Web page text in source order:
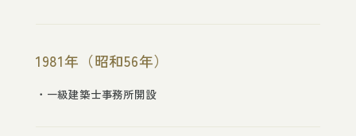
1981年（昭和56年）
一級建築士事務所開設